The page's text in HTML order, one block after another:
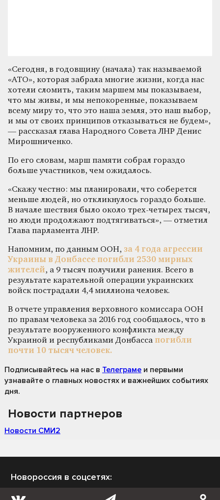
«Сегодня, в годовщину (начала) так называемой
«АТО», которая забрала многие жизни, когда нас
хотели сломить, таким маршем мы показываем,
что мы живы, и мы непокоренные, показываем
всему миру то, что это наша земля, это наш выбор,
и мы от своих принципов отказываться не будем»,
— рассказал глава Народного Совета ЛНР Денис
Мирошниченко.
По его словам, марш памяти собрал гораздо
больше участников, чем ожидалось.
«Скажу честно: мы планировали, что соберется
меньше людей, но откликнулось гораздо больше.
В начале шествия было около трех-четырех тысяч,
но люди продолжают подтягиваться», — отметил
Глава парламента ЛНР.
Напомним, по данным ООН, за 4 года агрессии
Украины в Донбассе погибли 2530 мирных
жителей, а 9 тысяч получили ранения. Всего в
результате карательной операции украинских
войск пострадали 4,4 миллиона человек.
В отчете управления верховного комиссара ООН
по правам человека за 2016 год сообщалось, что в
результате вооруженного конфликта между
Украиной и республиками Донбасса погибли
почти 10 тысяч человек.
Подписывайтесь на нас в Телеграме и первыми
узнавайте о главных новостях и важнейших событиях
дня.
Новости партнеров
Новости СМИ2
Новороссия в соцсетях: